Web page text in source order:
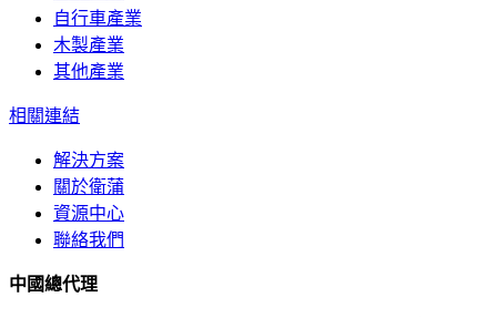
自行車產業
木製產業
其他產業
相關連結
解決方案
關於衛蒲
資源中心
聯絡我們
中國總代理